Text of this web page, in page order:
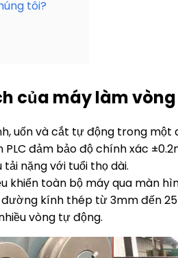
tôi?
của máy làm
uốn và cắt tự động trong một
đảm bảo độ chính xác
nặng với tuổi thọ dài.
khiển toàn bộ máy qua màn
kính thép từ 3mm đến
vòng tự động.